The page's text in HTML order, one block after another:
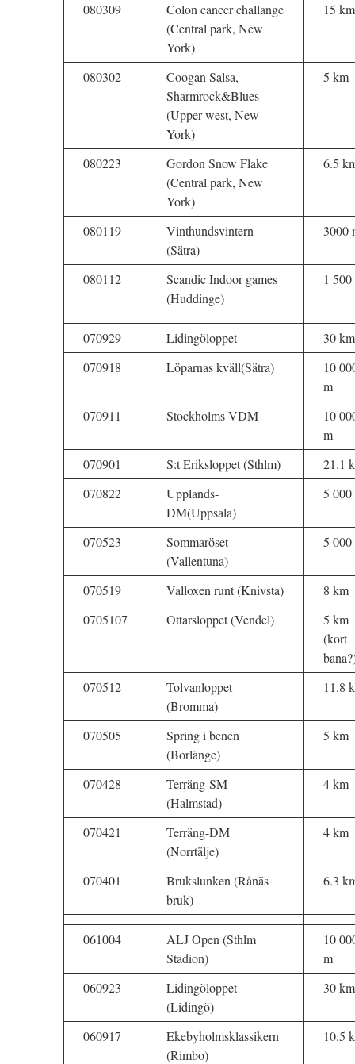
080309
Colon cancer challange
(Central park, New
York)
15 km
080302
Coogan Salsa,
Sharmrock&Blues
(Upper west, New
York)
5 km
080223
Gordon Snow Flake
(Central park, New
York)
6.5
080119
Vinthundsvintern
(Sätra)
3000
080112
Scandic Indoor games
(Huddinge)
1
070929 Lidingöloppet
30 km
070918
Löparnas kväll(Sätra)
10
m
070911
Stockholms VDM
10
m
070901
S:t Eriksloppet (Sthlm)
21.1
070822
Upplands-
DM(Uppsala)
5 000
070523
Sommaröset
(Vallentuna)
5 000
070519 Valloxen runt (Knivsta)
8 km
0705107
Ottarsloppet (Vendel)
5 km
(kort
070512
Tolvanloppet
(Bromma)
11.8
070505
Spring i benen
(Borlänge)
5 km
070428
Terräng-SM
(Halmstad)
4 km
070421
Terräng-DM
(Norrtälje)
4 km
070401
Brukslunken (Rånäs
bruk)
6.3
061004
ALJ Open (Sthlm
Stadion)
10
m
060923
Lidingöloppet
(Lidingö)
30 km
060917
Ekebyholmsklassikern
(Rimbo)
10.5